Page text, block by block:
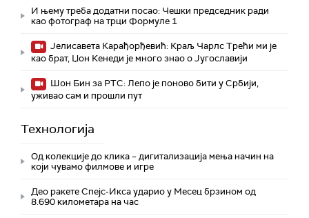
И њему треба додатни посао: Чешки председник ради
као фотограф на трци Формуле 1
Јелисавета Карађорђевић: Краљ Чарлс Трећи ми је
као брат, Џон Кенеди је много знао о Југославији
Шон Бин за РТС: Лепо је поново бити у Србији,
уживао сам и прошли пут
Технологијa
Од колекције до клика – дигитализација мења начин на
који чувамо филмове и игре
Део ракете Спејс-Икса ударио у Месец брзином од
8.690 километара на час